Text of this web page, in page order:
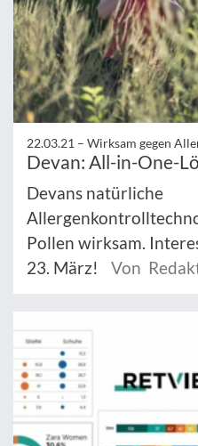
22.03.21 – Wirksam gegen
Devan: All-in-One-
Devans natürliche
Pollen wirksam.
23. März!
Von